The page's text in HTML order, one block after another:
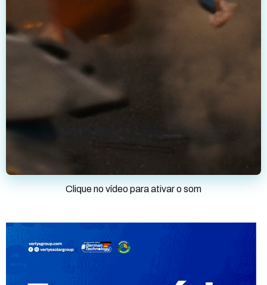
Clique no vídeo para ativar o som